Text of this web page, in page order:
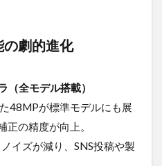
の劇的進化
（全モデル搭載）
48MPが標準モデルにも展
の精度が向上。
イズが減り、SNS投稿や製